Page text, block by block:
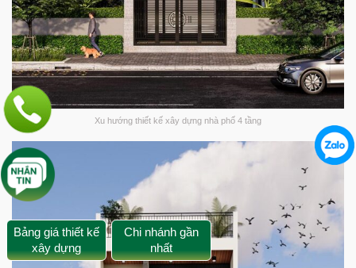
Xu hướng thiết kế xây dựng nhà phố 4 tầng
Bảng giá thiết kế
xây dựng
Chi nhánh gần
nhất